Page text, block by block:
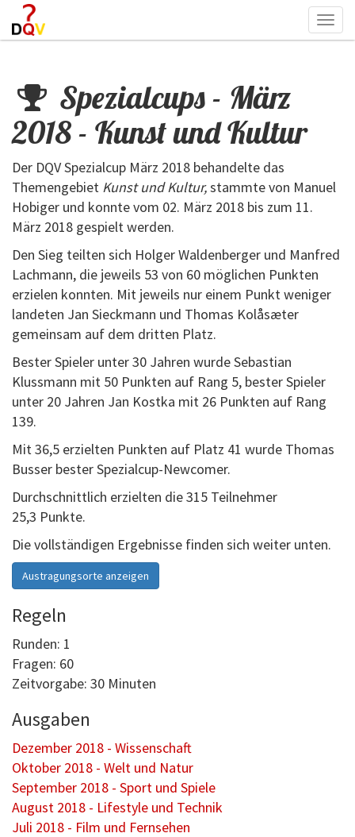
Spezialcups - März
2018 - Kunst und Kultur
Der DQV Spezialcup März 2018 behandelte das
Themengebiet Kunst und Kultur,stammte von Manuel
Hobiger und konnte vom 02. März 2018 bis zum 11.
März 2018 gespielt werden.
Den Sieg teilten sich Holger Waldenberger und Manfred
Lachmann, die jeweils 53 von 60 möglichen Punkten
erzielen konnten. Mit jeweils nur einem Punkt weniger
landeten Jan Sieckmann und Thomas Kolåsæter
gemeinsam auf dem dritten Platz.
Bester Spieler unter 30 Jahren wurde Sebastian
Klussmann mit 50 Punkten auf Rang 5, bester Spieler
unter 20 Jahren Jan Kostka mit 26 Punkten auf Rang
139.
Mit 36,5 erzielten Punkten auf Platz 41 wurde Thomas
Busser bester Spezialcup-Newcomer.
Durchschnittlich erzielten die 315 Teilnehmer
25,3 Punkte.
Die vollständigen Ergebnisse finden sich weiter unten.
Austragungsorte anzeigen
Regeln
Runden: 1
Fragen: 60
Zeitvorgabe: 30 Minuten
Ausgaben
Dezember 2018 - Wissenschaft
Oktober 2018 - Welt und Natur
September 2018 - Sport und Spiele
August 2018 - Lifestyle und Technik
Juli 2018 - Film und Fernsehen